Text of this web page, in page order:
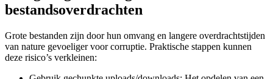
bestandsoverdrachten
Grote bestanden zijn door hun omvang en langere overdrachtstijden
van nature gevoeliger voor corruptie. Praktische stappen kunnen
deze risico’s verkleinen: